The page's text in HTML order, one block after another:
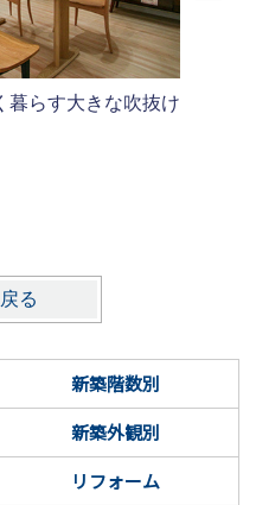
らす大きな吹抜け
る
新築階数別
新築外観別
リフォーム